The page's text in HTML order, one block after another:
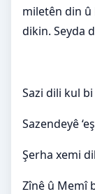
miletên din û
dikin. Seyda
Sazi dili kul
Sazendeyê
Şerha xemi
Zînê û Memî